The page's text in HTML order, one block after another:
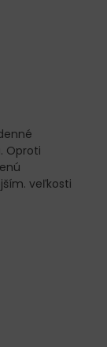
Oproti
veľkosti